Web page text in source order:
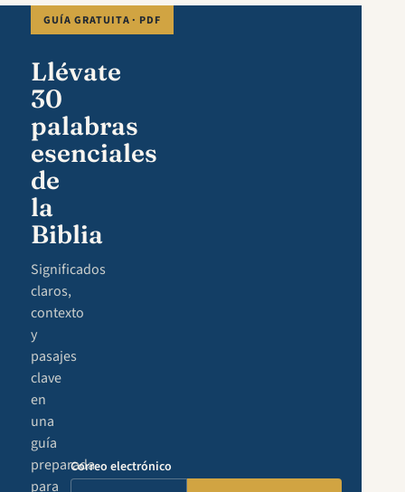
GUÍA GRATUITA · PDF
Llévate
30
palabras
esenciales
de
la
Biblia
Significados
claros,
contexto
y
pasajes
clave
en
una
guía
preparada
para
Correo electrónico